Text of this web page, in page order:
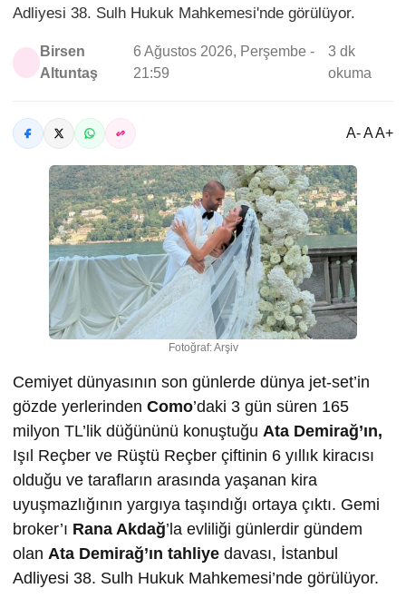
Adliyesi 38. Sulh Hukuk Mahkemesi'nde görülüyor.
Birsen
Altuntaş
6 Ağustos 2026, Perşembe -
21:59
3 dk
okuma
A- A A+
Fotoğraf: Arşiv
Cemiyet dünyasının son günlerde dünya jet-set’in
gözde yerlerinden Como’daki 3 gün süren 165
milyon TL’lik düğününü konuştuğu Ata Demirağ’ın,
Işıl Reçber ve Rüştü Reçber çiftinin 6 yıllık kiracısı
olduğu ve tarafların arasında yaşanan kira
uyuşmazlığının yargıya taşındığı ortaya çıktı. Gemi
broker’ı Rana Akdağ’la evliliği günlerdir gündem
olan Ata Demirağ’ın tahliye davası, İstanbul
Adliyesi 38. Sulh Hukuk Mahkemesi’nde görülüyor.